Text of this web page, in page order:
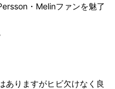
・Melinファンを魅了
ありますがヒビ欠けなく良